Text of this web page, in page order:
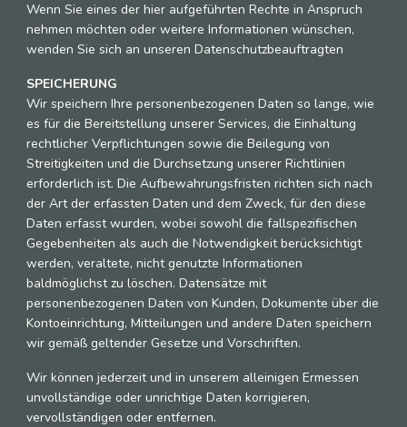
Wenn Sie eines der hier aufgeführten Rechte in Anspruch
nehmen möchten oder weitere Informationen wünschen,
wenden Sie sich an unseren Datenschutzbeauftragten
SPEICHERUNG
Wir speichern Ihre personenbezogenen Daten so lange, wie
es für die Bereitstellung unserer Services, die Einhaltung
rechtlicher Verpflichtungen sowie die Beilegung von
Streitigkeiten und die Durchsetzung unserer Richtlinien
erforderlich ist. Die Aufbewahrungsfristen richten sich nach
der Art der erfassten Daten und dem Zweck, für den diese
Daten erfasst wurden, wobei sowohl die fallspezifischen
Gegebenheiten als auch die Notwendigkeit berücksichtigt
werden, veraltete, nicht genutzte Informationen
baldmöglichst zu löschen. Datensätze mit
personenbezogenen Daten von Kunden, Dokumente über die
Kontoeinrichtung, Mitteilungen und andere Daten speichern
wir gemäß geltender Gesetze und Vorschriften.
Wir können jederzeit und in unserem alleinigen Ermessen
unvollständige oder unrichtige Daten korrigieren,
vervollständigen oder entfernen.